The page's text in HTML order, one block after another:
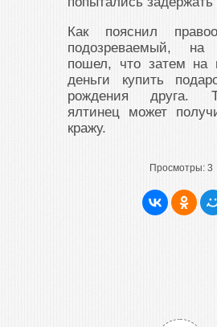
Как пояснил
подозреваемый,
пошел, что затем на
деньги купить
рождения друга.
ялтинец может
кражу.
Просмотры: 3